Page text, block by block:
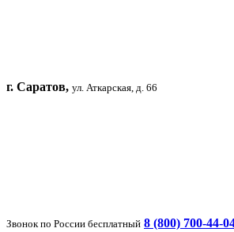
г. Саратов, ул. Аткарская, д. 66
Звонок по России бесплатный 8 (800) 700-44-